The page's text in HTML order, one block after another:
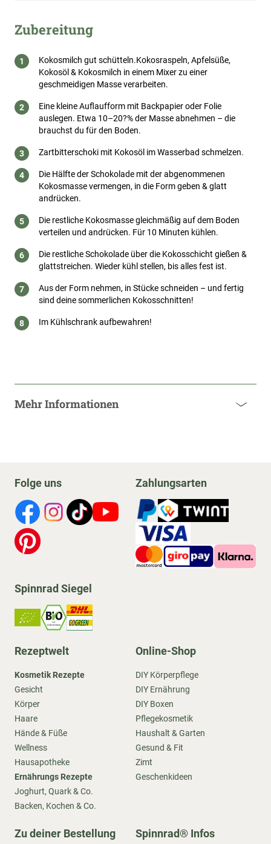
Zubereitung
Kokosmilch gut schütteln.Kokosraspeln, Apfelsüße,
Kokosöl & Kokosmilch in einem Mixer zu einer
geschmeidigen Masse verarbeiten.
Eine kleine Auflaufform mit Backpapier oder Folie
auslegen. Etwa 10–20?% der Masse abnehmen – die
brauchst du für den Boden.
Zartbitterschoki mit Kokosöl im Wasserbad schmelzen.
Die Hälfte der Schokolade mit der abgenommenen
Kokosmasse vermengen, in die Form geben & glatt
andrücken.
Die restliche Kokosmasse gleichmäßig auf dem Boden
verteilen und andrücken. Für 10 Minuten kühlen.
Die restliche Schokolade über die Kokosschicht gießen &
glattstreichen. Wieder kühl stellen, bis alles fest ist.
Aus der Form nehmen, in Stücke schneiden – und fertig
sind deine sommerlichen Kokosschnitten!
Im Kühlschrank aufbewahren!
Mehr Informationen
Folge uns Zahlungsarten
Spinnrad Siegel
Rezeptwelt
Kosmetik Rezepte
Gesicht
Körper
Haare
Hände & Füße
Wellness
Hausapotheke
Ernährungs Rezepte
Joghurt, Quark & Co.
Backen, Kochen & Co.
Online-Shop
DIY Körperpflege
DIY Ernährung
DIY Boxen
Pflegekosmetik
Haushalt & Garten
Gesund & Fit
Zimt
Geschenkideen
Zu deiner Bestellung Spinnrad® Infos